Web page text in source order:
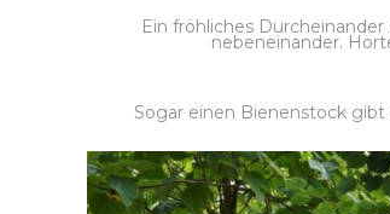
Ein fröhliches
nebeneinander.
Sogar einen Bienenstock